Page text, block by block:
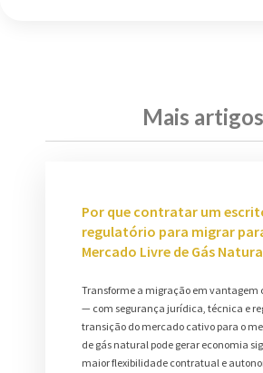
Mais artigos
Por que contratar um
regulatório para migrar
Mercado Livre de Gás
Transforme a migração em vantagem
— com segurança jurídica, técnica e
transição do mercado cativo para o
de gás natural pode gerar economia
maior flexibilidade contratual e